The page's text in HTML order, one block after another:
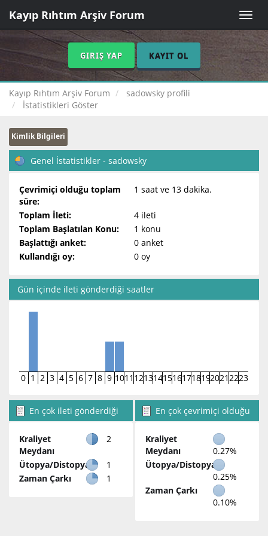
Toggle
Kayıp Rıhtım Arşiv Forum
GIRIŞ YAP KAYIT OL
Kayıp Rıhtım Arşiv Forum
sadowsky profili
İstatistikleri Göster
Kimlik Bilgileri
Genel İstatistikler - sadowsky
Çevrimiçi olduğu toplam
süre:
1 saat ve 13 dakika.
Toplam İleti:
4 ileti
Toplam Başlatılan Konu:
1 konu
Başlattığı anket:
0 anket
Kullandığı oy:
0 oy
Gün içinde ileti gönderdiği saatler
0 1 2 3 4 5 6 7 8 9 1011 12131415161718192021 2223
En çok ileti gönderdiği
Kraliyet
Meydanı
2
Ütopya/Distopya
1
Zaman Çarkı
1
En çok çevrimiçi olduğu
Kraliyet
Meydanı
0.27%
Ütopya/Distopya
0.25%
Zaman Çarkı
0.10%